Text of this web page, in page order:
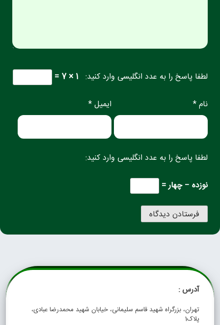
لطفا پاسخ را به عدد انگلیسی وارد کنید: 1 × 7 =
نام * ایمیل *
لطفا پاسخ را به عدد انگلیسی وارد کنید:
نوزده − چهار =
آدرس :
تهران، بزرگراه شهید قاسم سلیمانی، خیابان شهید محمدرضا عبادی،
پلاک1